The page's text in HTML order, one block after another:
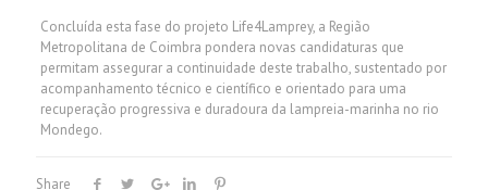
Concluída esta fase do projeto Life4Lamprey, a Região
Metropolitana de Coimbra pondera novas candidaturas que
permitam assegurar a continuidade deste trabalho, sustentado por
acompanhamento técnico e científico e orientado para uma
recuperação progressiva e duradoura da lampreia-marinha no rio
Mondego.
Share